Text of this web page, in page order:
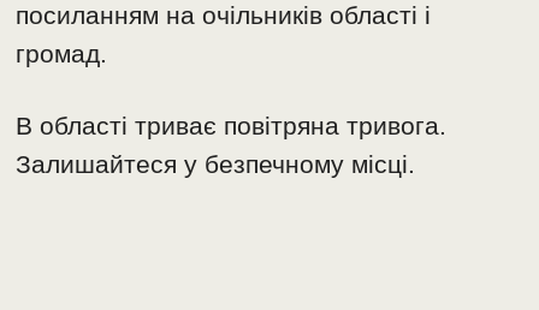
посиланням на очільників області і
громад.
В області триває повітряна тривога.
Залишайтеся у безпечному місці.